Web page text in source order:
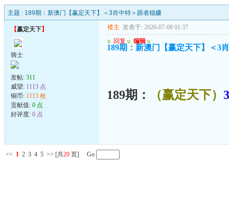
主题 : 189期：新澳门【赢定天下】＜3肖中特＞跟者稳赚
【赢定天下】
骑士
发帖: 311
威望: 1113 点
铜币: 1113 枚
贡献值: 0 点
好评度: 0 点
楼主 发表于: 2026-07-08 01:37
u 回复 u 编辑 u
189期：新澳门【赢定天下】＜3
189期： （赢定天下）
<< 1 2 3 4 5 >> [共20 页] Go